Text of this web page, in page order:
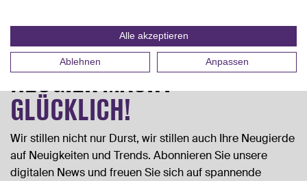
NEUGIER MACHT
GLÜCKLICH!
Wir stillen nicht nur Durst, wir stillen auch Ihre Neugierde
auf Neuigkeiten und Trends. Abonnieren Sie unsere
digitalen News und freuen Sie sich auf spannende
Alle akzeptieren
Ablehnen Anpassen